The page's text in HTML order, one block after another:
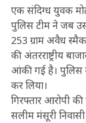
एक संदिग्ध युवक
पुलिस टीम ने जब
253 ग्राम अवैध
की अंतरराष्ट्रीय
आंकी गई है। पुलिस
कर लिया।
गिरफ्तार आरोपी
सलीम मंसूरी